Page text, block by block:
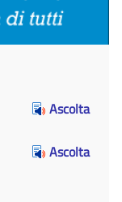
Ascolta
Ascolta